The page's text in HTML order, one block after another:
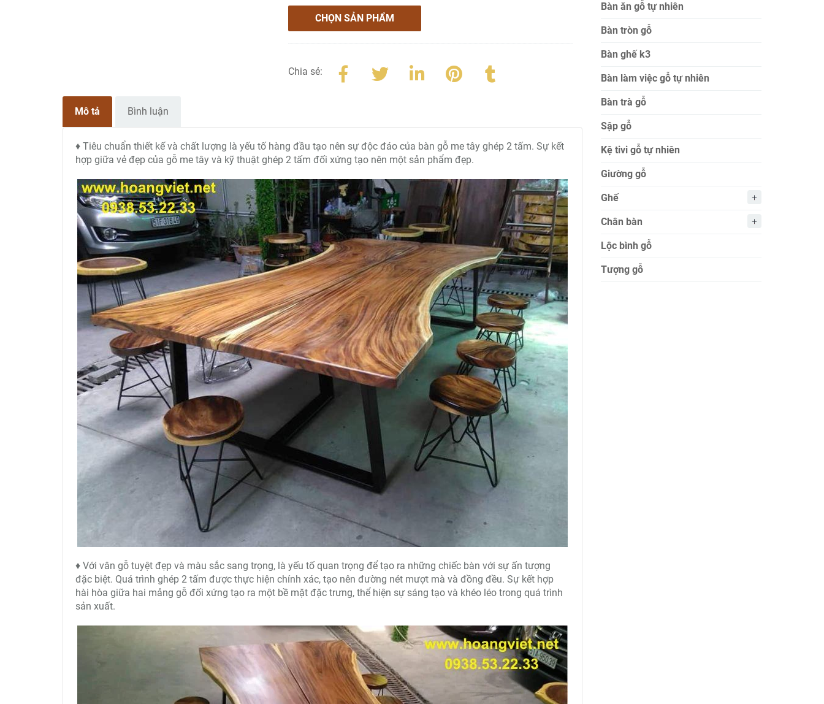
CHỌN SẢN PHẨM
Chia sẻ:
Mô tả Bình luận
♦ Tiêu chuẩn thiết kế và chất lượng là yếu tố hàng đầu tạo nên sự độc đáo của bàn gỗ me tây ghép 2 tấm. Sự kết
hợp giữa vẻ đẹp của gỗ me tây và kỹ thuật ghép 2 tấm đối xứng tạo nên một sản phẩm đẹp.
♦ Với vân gỗ tuyệt đẹp và màu sắc sang trọng, là yếu tố quan trọng để tạo ra những chiếc bàn với sự ấn tượng
đặc biệt. Quá trình ghép 2 tấm được thực hiện chính xác, tạo nên đường nét mượt mà và đồng đều. Sự kết hợp
hài hòa giữa hai mảng gỗ đối xứng tạo ra một bề mặt đặc trưng, thể hiện sự sáng tạo và khéo léo trong quá trình
sản xuất.
Bàn ăn gỗ tự nhiên
Bàn tròn gỗ
Bàn ghế k3
Bàn làm việc gỗ tự nhiên
Bàn trà gỗ
Sập gỗ
Kệ tivi gỗ tự nhiên
Giường gỗ
Ghế
Chân bàn
Lộc bình gỗ
Tượng gỗ